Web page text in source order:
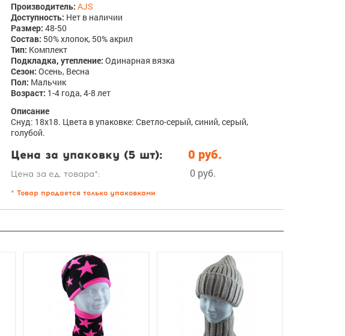
Производитель: AJS
Доступность: Нет в наличии
Размер: 48-50
Состав: 50% хлопок, 50% акрил
Тип: Комплект
Подкладка, утепление: Одинарная вязка
Сезон: Осень, Весна
Пол: Мальчик
Возраст: 1-4 года, 4-8 лет
Описание
Снуд: 18х18. Цвета в упаковке: Светло-серый, синий, серый,
голубой.
Цена за упаковку (5 шт): 0 руб.
Цена за ед. товара*: 0 руб.
* Товар продается только упаковками